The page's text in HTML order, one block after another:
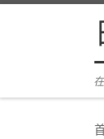
Skip to content